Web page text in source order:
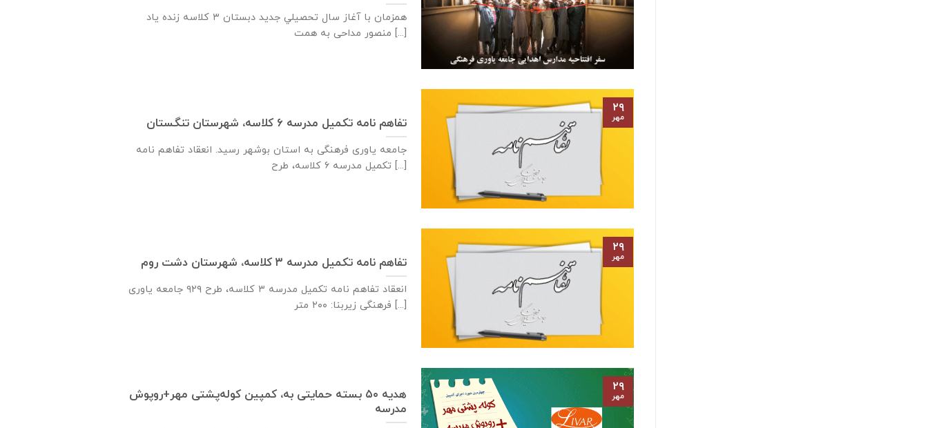
همزمان با آغاز سال تحصيلي جديد دبستان ٣ كلاسه زنده ياد
منصور مداحی به همت [...]
تفاهم نامه تکمیل مدرسه ۶ کلاسه، شهرستان تنگستان
جامعه یاوری فرهنگی به استان بوشهر رسید. انعقاد تفاهم نامه
تکمیل مدرسه ۶ کلاسه، طرح [...]
۲۹
مهر
تفاهم نامه تکمیل مدرسه ۳ کلاسه، شهرستان دشت روم
انعقاد تفاهم نامه تکمیل مدرسه ۳ کلاسه، طرح ۹۲۹ جامعه یاوری
فرهنگی زیربنا: ۲۰۰ متر [...]
۲۹
مهر
هدیه ۵۰ بسته حمایتی به، کمپین کوله‌پشتی مهر+روپوش
مدرسه
۲۹
مهر